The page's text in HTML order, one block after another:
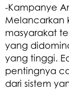
-Kampanye
Melancarkan
masyarakat
yang
yang tinggi.
pentingnya
dari sistem